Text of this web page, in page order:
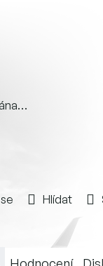
Hlídat
Hodnocení